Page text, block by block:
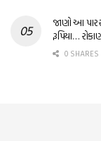
જાણો આ
રૂપિયા…
0 SHARES